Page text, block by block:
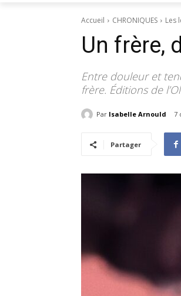
Accueil CHRONIQUES Les
Un frère,
Entre douleur et
frère. Éditions de
Par Isabelle Arnould 7
Partager